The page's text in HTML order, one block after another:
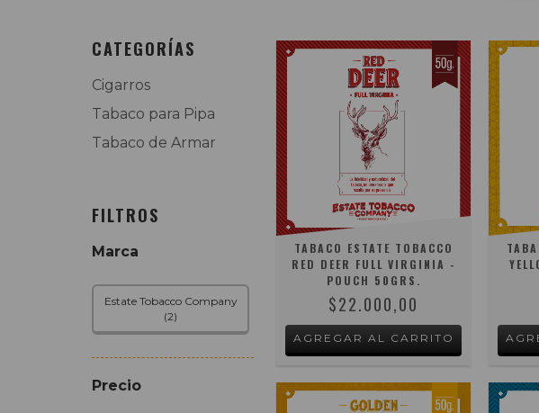
CATEGORÍAS
Cigarros
Tabaco para Pipa
Tabaco de Armar
FILTROS
Marca
Estate Tobacco Company
(2)
Precio
TABACO ESTATE TOBACCO
RED DEER FULL VIRGINIA -
POUCH 50GRS.
$22.000,00